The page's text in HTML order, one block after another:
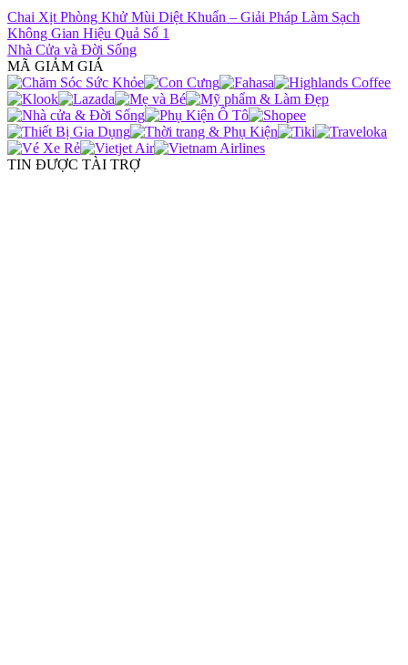
Chai Xịt Phòng Khử Mùi Diệt Khuẩn – Giải Pháp Làm Sạch
Không Gian Hiệu Quả Số 1
Nhà Cửa và Đời Sống
MÃ GIẢM GIÁ
TIN ĐƯỢC TÀI TRỢ